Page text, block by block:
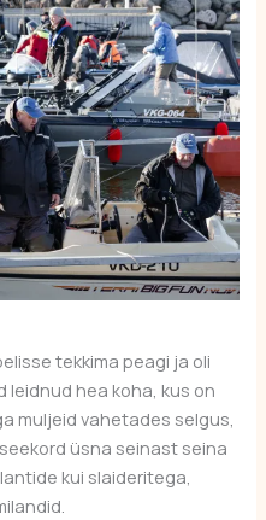
tekkima peagi ja oli
leidnud hea koha, kus on
muljeid vahetades selgus,
üsna seinast seina
kui slaideritega,